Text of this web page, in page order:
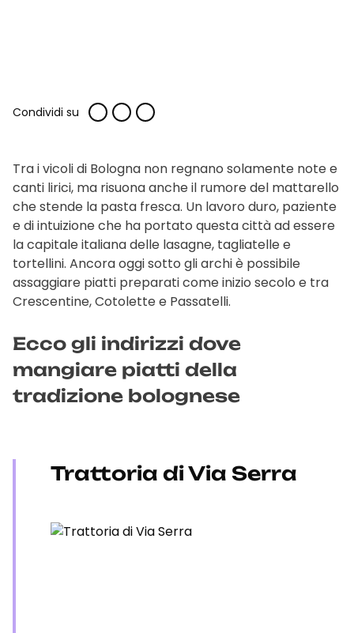
Condividi su
Tra i vicoli di Bologna non regnano solamente note e
canti lirici, ma risuona anche il rumore del mattarello
che stende la pasta fresca. Un lavoro duro, paziente
e di intuizione che ha portato questa città ad essere
la capitale italiana delle lasagne, tagliatelle e
tortellini. Ancora oggi sotto gli archi è possibile
assaggiare piatti preparati come inizio secolo e tra
Crescentine, Cotolette e Passatelli.
Ecco gli indirizzi dove
mangiare piatti della
tradizione bolognese
Trattoria di Via Serra